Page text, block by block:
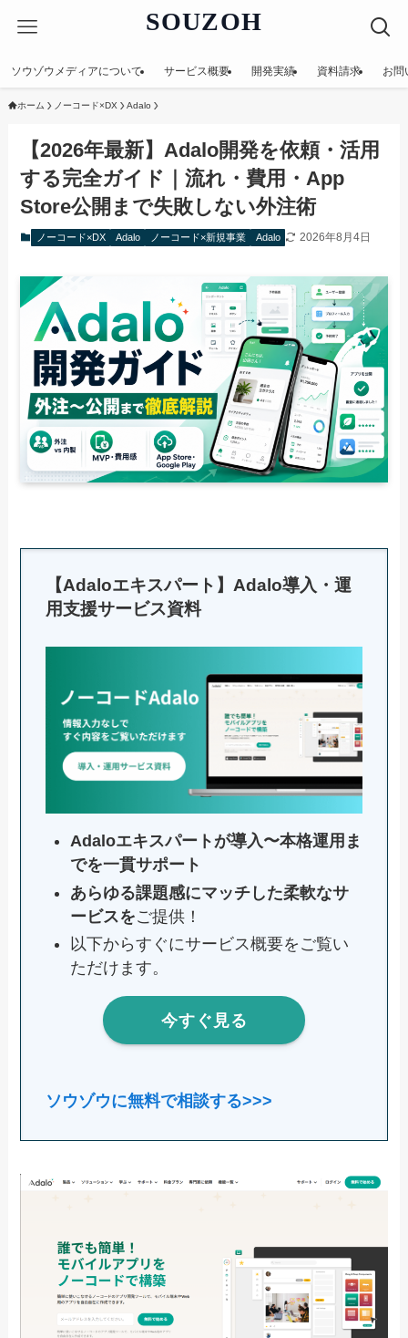
SOUZOH
ソウゾウメディアについて サービス概要 開発実績 資料請求 お問
ホーム ノーコード×DX Adalo
【2026年最新】Adalo開発を依頼・活用
する完全ガイド｜流れ・費用・App
Store公開まで失敗しない外注術
ノーコード×DX Adalo ノーコード×新規事業 Adalo 2026年8月4日
【Adaloエキスパート】Adalo導入・運
用支援サービス資料
Adaloエキスパートが導入〜本格運用ま
でを一貫サポート
あらゆる課題感にマッチした柔軟なサ
ービスをご提供！
以下からすぐにサービス概要をご覧い
ただけます。
今すぐ見る
ソウゾウに無料で相談する>>>